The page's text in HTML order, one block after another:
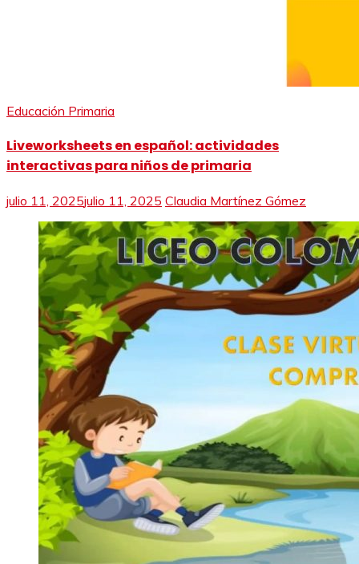
Educación Primaria
Liveworksheets en español: actividades
interactivas para niños de primaria
julio 11, 2025julio 11, 2025 Claudia Martínez Gómez